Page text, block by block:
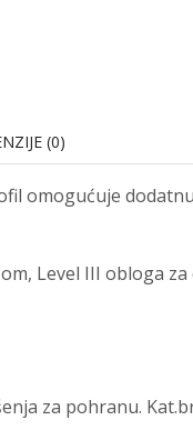
(0)
omogućuje
Level III obloga
za pohranu.